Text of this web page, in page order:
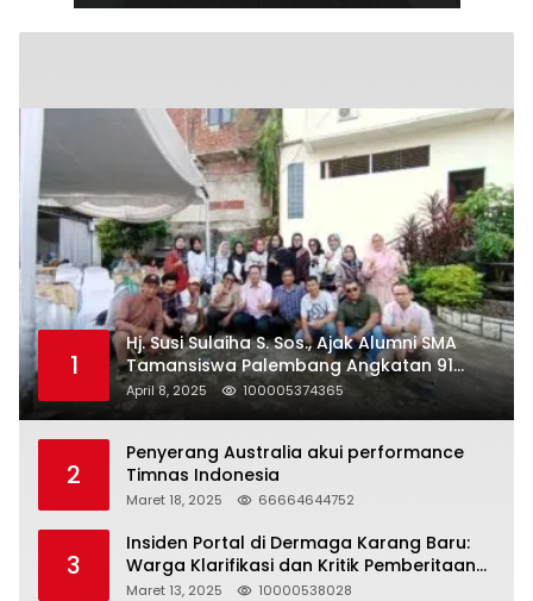
1
Hj. Susi Sulaiha S. Sos., Ajak Alumni SMA
Tamansiswa Palembang Angkatan 91
Halal Bihalal
April 8, 2025 100005374365
2
Penyerang Australia akui performance
Timnas Indonesia
Maret 18, 2025 66664644752
3
Insiden Portal di Dermaga Karang Baru:
Warga Klarifikasi dan Kritik Pemberitaan
yang Tidak Akurat
Maret 13, 2025 10000538028